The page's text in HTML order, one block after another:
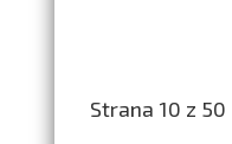
Strana 10 z 50